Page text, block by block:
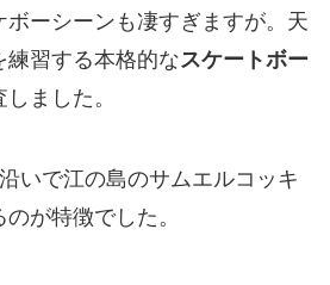
ボーシーンも凄すぎますが。天
習する本格的なスケートボー
ました。
いで江の島のサムエルコッキ
が特徴でした。